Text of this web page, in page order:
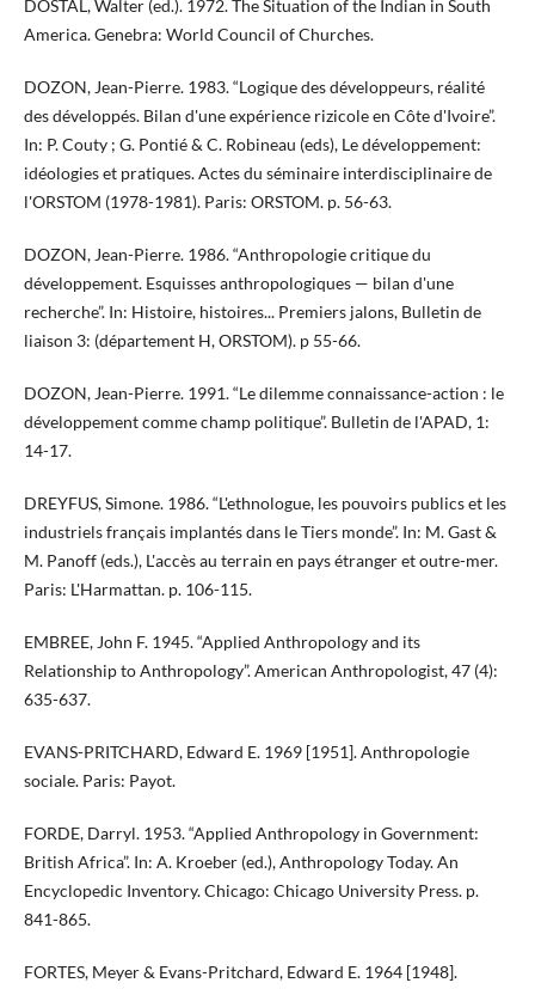
DOSTAL, Walter (ed.). 1972. The Situation of the Indian in South
America. Genebra: World Council of Churches.
DOZON, Jean-Pierre. 1983. “Logique des développeurs, réalité
des développés. Bilan d'une expérience rizicole en Côte d'Ivoire”.
In: P. Couty ; G. Pontié & C. Robineau (eds), Le développement:
idéologies et pratiques. Actes du séminaire interdisciplinaire de
l'ORSTOM (1978-1981). Paris: ORSTOM. p. 56-63.
DOZON, Jean-Pierre. 1986. “Anthropologie critique du
développement. Esquisses anthropologiques — bilan d'une
recherche”. In: Histoire, histoires... Premiers jalons, Bulletin de
liaison 3: (département H, ORSTOM). p 55-66.
DOZON, Jean-Pierre. 1991. “Le dilemme connaissance-action : le
développement comme champ politique”. Bulletin de l'APAD, 1:
14-17.
DREYFUS, Simone. 1986. “L'ethnologue, les pouvoirs publics et les
industriels français implantés dans le Tiers monde”. In: M. Gast &
M. Panoff (eds.), L'accès au terrain en pays étranger et outre-mer.
Paris: L'Harmattan. p. 106-115.
EMBREE, John F. 1945. “Applied Anthropology and its
Relationship to Anthropology”. American Anthropologist, 47 (4):
635-637.
EVANS-PRITCHARD, Edward E. 1969 [1951]. Anthropologie
sociale. Paris: Payot.
FORDE, Darryl. 1953. “Applied Anthropology in Government:
British Africa”. In: A. Kroeber (ed.), Anthropology Today. An
Encyclopedic Inventory. Chicago: Chicago University Press. p.
841-865.
FORTES, Meyer & Evans-Pritchard, Edward E. 1964 [1948].